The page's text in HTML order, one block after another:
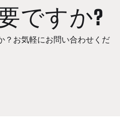
ですか?
？お気軽にお問い合わせくだ